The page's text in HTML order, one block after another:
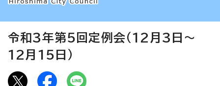
令和3年第5回定例会（12月3日～
12月15日）